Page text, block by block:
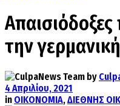
την
by
4 Απριλίου, 2021
in ΟΙΚΟΝΟΜΙΑ,ΔΙΕΘΝΗΣ